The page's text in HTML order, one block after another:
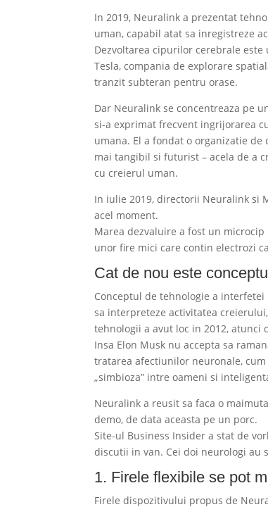
In 2019, Neuralink a prezentat
uman, capabil atat sa inregistreze
Dezvoltarea cipurilor cerebrale
Tesla, compania de explorare
tranzit subteran pentru orase.
Dar Neuralink se concentreaza pe
si-a exprimat frecvent ingrijorarea
umana. El a fondat o organizatie
mai tangibil si futurist – acela de a
cu creierul uman.
In iulie 2019, directorii Neuralink si
acel moment.
Marea dezvaluire a fost un
unor fire mici care contin electrozi
Cat de nou este
Conceptul de tehnologie a
sa interpreteze activitatea
tehnologii a avut loc in 2012,
Insa Elon Musk nu accepta sa
tratarea afectiunilor neuronale,
„simbioza” intre oameni si
Neuralink a reusit sa faca o
demo, de data aceasta pe un porc.
Site-ul Business Insider a stat de
discutii in van. Cei doi neurologi
1. Firele flexibile se pot
Firele dispozitivului propus de